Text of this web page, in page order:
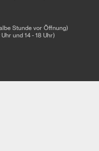
Stunde vor Öffnung)
und 14 - 18 Uhr)